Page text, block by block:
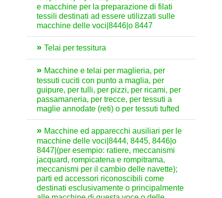
e macchine per la preparazione di filati
tessili destinati ad essere utilizzati sulle
macchine delle voci|8446|o 8447
Telai per tessitura
Macchine e telai per maglieria, per
tessuti cuciti con punto a maglia, per
guipure, per tulli, per pizzi, per ricami, per
passamaneria, per trecce, per tessuti a
maglie annodate (reti) o per tessuti tufted
Macchine ed apparecchi ausiliari per le
macchine delle voci|8444, 8445, 8446|o
8447|(per esempio: ratiere, meccanismi
jacquard, rompicatena e rompitrama,
meccanismi per il cambio delle navette);
parti ed accessori riconoscibili come
destinati esclusivamente o principalmente